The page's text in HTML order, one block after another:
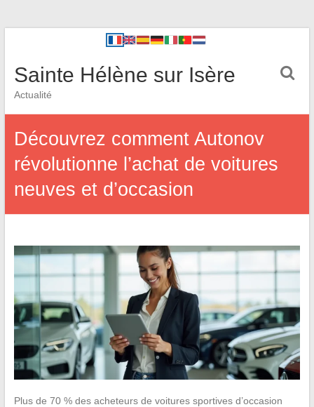
Sainte Hélène sur Isère
Actualité
Découvrez comment Autonov
révolutionne l’achat de voitures
neuves et d’occasion
Plus de 70 % des acheteurs de voitures sportives d’occasion